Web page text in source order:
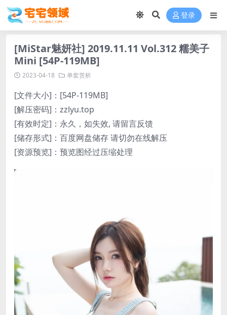
登录
[MiStar魅妍社] 2019.11.11 Vol.312 糯美子
Mini [54P-119MB]
2023-04-18 单套赏析
[文件大小]：[54P-119MB]
[解压密码]：zzlyu.top
[有效时定]：永久，如失效, 请留言反馈
[储存形式]：百度网盘储存 请切勿在线解压
[资源预览]：预览图经过压缩处理